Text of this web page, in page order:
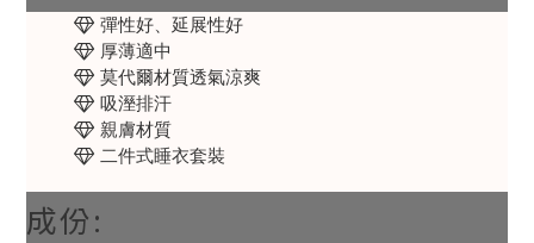
彈性好、延展性好
厚薄適中
莫代爾材質透氣涼爽
吸溼排汗
親膚材質
二件式睡衣套裝
成份: